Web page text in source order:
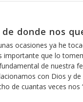
donde nos
ocasiones ya he
importante que lo
de nuestra
con Dios y
de cuantas veces nos